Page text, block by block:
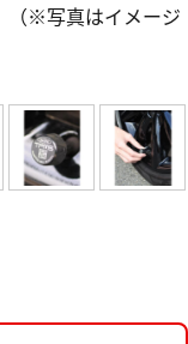
（※写真はイメージ